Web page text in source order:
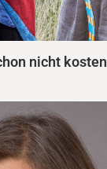
nicht kosten